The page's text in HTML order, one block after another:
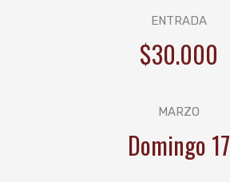
ENTRADA
$30.000
MARZO
Domingo 17